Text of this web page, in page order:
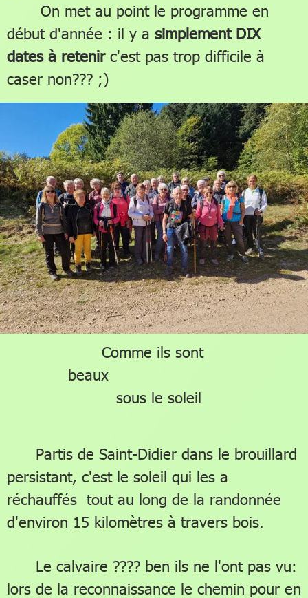
On met au point le programme en
début d'année : il y a simplement DIX
dates à retenirc'est pas trop difficile à
caser non??? ;)
Comme ils sont
beaux
sous le soleil
Partis de Saint-Didier dans le brouillard
persistant, c'est le soleil qui les a
réchauffés tout au long de la randonnée
d'environ 15 kilomètres à travers bois.
Le calvaire ???? ben ils ne l'ont pas vu:
lors de la reconnaissance le chemin pour en